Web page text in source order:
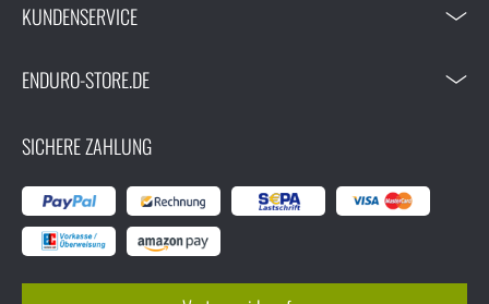
KUNDENSERVICE
ENDURO-STORE.DE
SICHERE ZAHLUNG